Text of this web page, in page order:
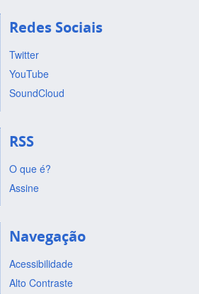
Redes Sociais
Twitter
YouTube
SoundCloud
RSS
O que é?
Assine
Navegação
Acessibilidade
Alto Contraste